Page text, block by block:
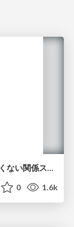
0 1.6k